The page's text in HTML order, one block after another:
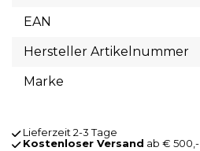
EAN
Hersteller Artikelnummer
Marke
Lieferzeit 2-3 Tage
Kostenloser Versand ab € 500,-